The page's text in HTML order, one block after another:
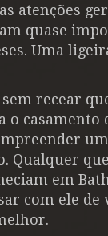
atenções
quase
Uma
recear
casamento
um
Qualquer
em
com ele de